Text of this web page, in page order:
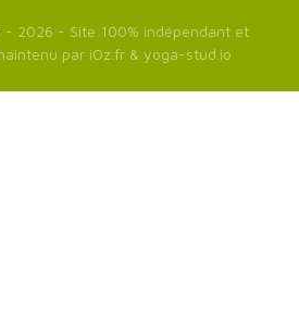
- 2026 - Site 100% indépendant et
par iOz.fr & yoga-stud.io